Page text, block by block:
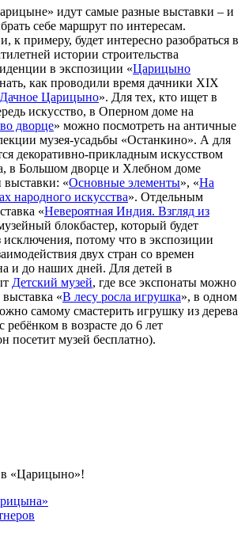
идут самые разные выставки – и
себе маршрут по интересам.
к примеру, будет интересно разобраться в
истории строительства
в экспозиции «Царицыно
как проводили время дачники XIX
Дачное Царицыно». Для тех, кто ищет в
искусство, в Оперном доме на
дворце» можно посмотреть на античные
музея-усадьбы «Останкино». А для
декоративно-прикладным искусством
в Большом дворце и Хлебном доме
выставки: «Основные элементы», «На
народного искусства». Отдельным
«Невероятная Индия. Взгляд из
блокбастер, который будет
исключения, потому что в экспозиции
двух стран со времен
и до наших дней. Для детей в
Детский музей, где все экспонаты можно
«В лесу росла игрушка», в одном
самому смастерить игрушку из дерева
ребёнком в возрасте до 6 лет
посетит музей бесплатно).
в «Царицыно»!